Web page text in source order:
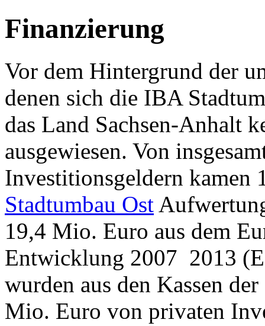
Finanzierung
Vor dem Hintergrund der
denen sich die IBA
das Land Sachsen-Anhalt
ausgewiesen. Von
Investitionsgeldern kamen
Stadtumbau Ost
19,4 Mio. Euro aus dem
Entwicklung 2007 ­ 2013
wurden aus den Kassen
Mio. Euro von privaten